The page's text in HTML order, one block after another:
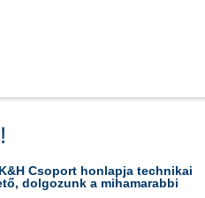
Csoport honlapja technikai
dolgozunk a mihamarabbi